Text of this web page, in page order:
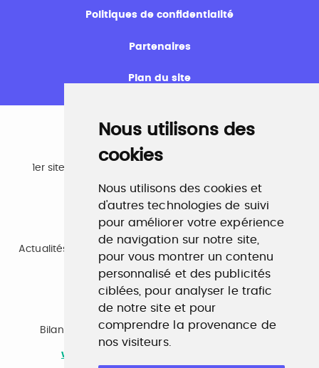
Nous utilisons des
cookies
Nous utilisons des cookies et
d'autres technologies de suivi
pour améliorer votre expérience
de navigation sur notre site,
pour vous montrer un contenu
personnalisé et des publicités
ciblées, pour analyser le trafic
de notre site et pour
comprendre la provenance de
nos visiteurs.
Politiques de confidentialité
Partenaires
Plan du site
Emploi
1er site emploi du secteur culturel 784.000 visites et
www.profilculture.com
Formation
Actualités, guide et annuaire des formations aux métiers
de la culture.
www.profilculture-formation.com
Accompagnement professionnel
Bilan de compétences, coaching, techniques de
recherche d'emploi, entretien conseil.
www.profilculture-competences.com